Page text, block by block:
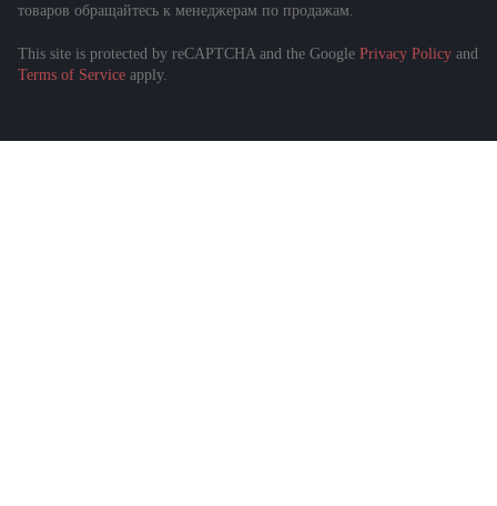
товаров обращайтесь к менеджерам по продажам.
This site is protected by reCAPTCHA and the Google Privacy Policy and
Terms of Service apply.